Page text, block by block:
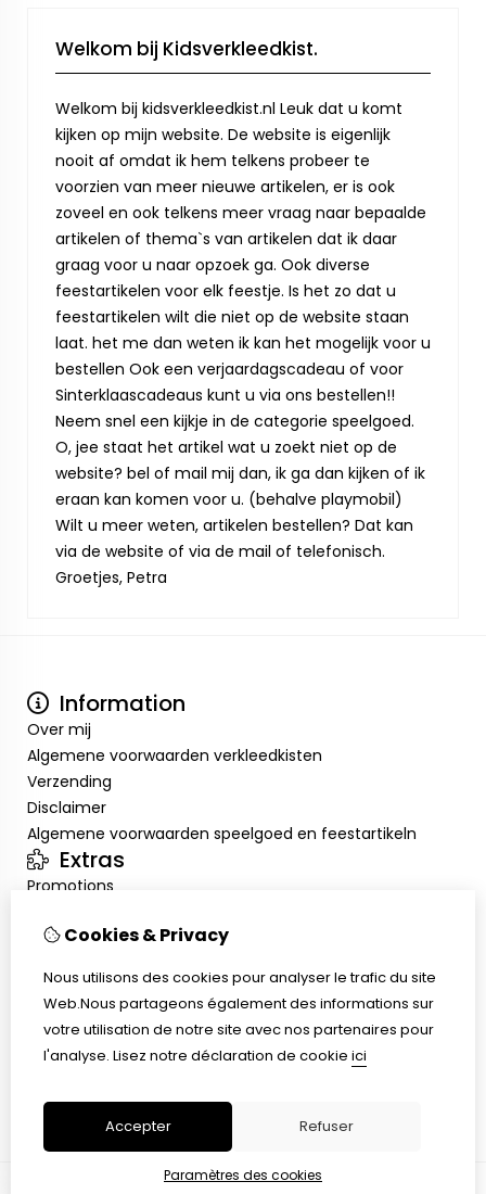
Welkom bij Kidsverkleedkist.
Welkom bij kidsverkleedkist.nl Leuk dat u komt
kijken op mijn website. De website is eigenlijk
nooit af omdat ik hem telkens probeer te
voorzien van meer nieuwe artikelen, er is ook
zoveel en ook telkens meer vraag naar bepaalde
artikelen of thema`s van artikelen dat ik daar
graag voor u naar opzoek ga. Ook diverse
feestartikelen voor elk feestje. Is het zo dat u
feestartikelen wilt die niet op de website staan
laat. het me dan weten ik kan het mogelijk voor u
bestellen Ook een verjaardagscadeau of voor
Sinterklaascadeaus kunt u via ons bestellen!!
Neem snel een kijkje in de categorie speelgoed.
O, jee staat het artikel wat u zoekt niet op de
website? bel of mail mij dan, ik ga dan kijken of ik
eraan kan komen voor u. (behalve playmobil)
Wilt u meer weten, artikelen bestellen? Dat kan
via de website of via de mail of telefonisch.
Groetjes, Petra
Information
Over mij
Algemene voorwaarden verkleedkisten
Verzending
Disclaimer
Algemene voorwaarden speelgoed en feestartikeln
Extras
Promotions
Inloggen
Service client
Retour de marchandise
Cookies & Privacy
Nous utilisons des cookies pour analyser le trafic du site
Web.Nous partageons également des informations sur
votre utilisation de notre site avec nos partenaires pour
l'analyse. Lisez notre déclaration de cookie ici
Accepter Refuser
Paramètres des cookies